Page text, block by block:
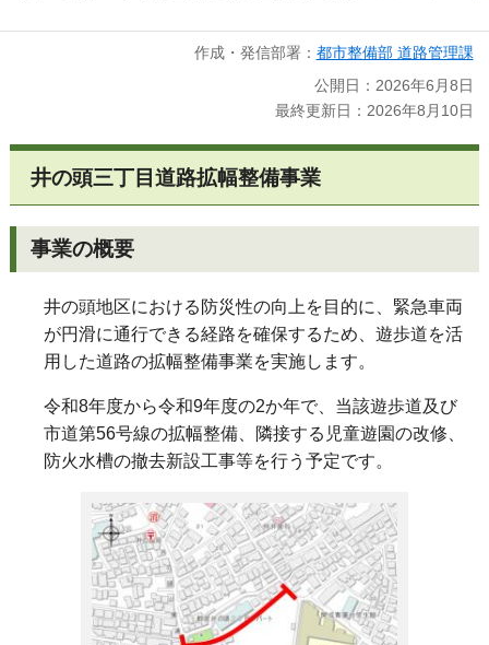
作成・発信部署： 都市整備部 道路管理課
公開日：2026年6月8日
最終更新日：2026年8月10日
井の頭三丁目道路拡幅整備事業
事業の概要
井の頭地区における防災性の向上を目的に、緊急車両
が円滑に通行できる経路を確保するため、遊歩道を活
用した道路の拡幅整備事業を実施します。
令和8年度から令和9年度の2か年で、当該遊歩道及び
市道第56号線の拡幅整備、隣接する児童遊園の改修、
防火水槽の撤去新設工事等を行う予定です。